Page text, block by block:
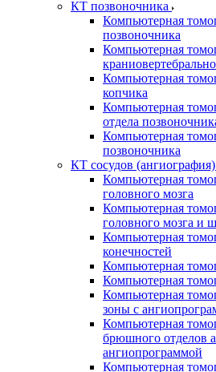
КТ позвоночника
Компьютерная
позвоночника
Компьютерная
Компьютерная
копчика
Компьютерная
отдела
Компьютерная
позвоночника
КТ сосудов (ангиография)
Компьютерная
головного мозга
Компьютерная
головного мозга и
Компьютерная
конечностей
Компьютерная
Компьютерная
Компьютерная
зоны с
Компьютерная
брюшного отделов
ангиопрограммой
Компьютерная